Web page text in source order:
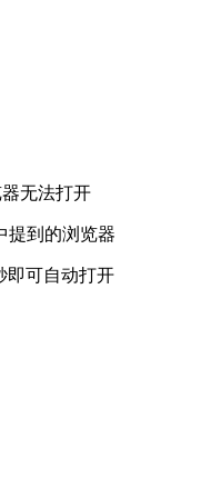
无法打开
提到的浏览器
即可自动打开